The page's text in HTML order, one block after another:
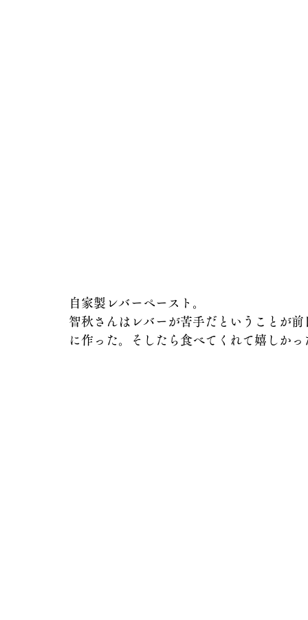
自家製レバーペースト。
智秋さんはレバーが苦手だということが
に作った。そしたら食べてくれて嬉しかっ